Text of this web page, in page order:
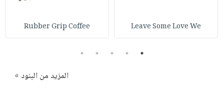
Leave Some Love We
Rubber Grip Coffee
1
2
3
4
5
المزيد من البنود »